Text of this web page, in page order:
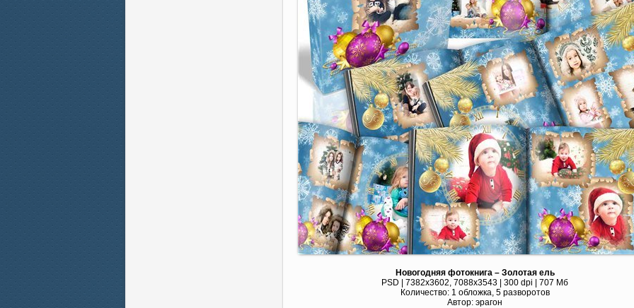
Новогодняя фотокнига – Золотая ель
PSD | 7382х3602, 7088x3543 | 300 dpi | 707 Мб
Количество: 1 обложка, 5 разворотов
Автор: эрагон